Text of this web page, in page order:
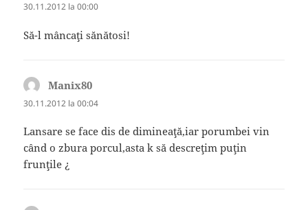
30.11.2012 la 00:00
Să-l mâncaţi sănătosi!
Manix80
30.11.2012 la 00:04
Lansare se face dis de dimineaţă,iar porumbei vin
când o zbura porcul,asta k să descreţim puţin
frunţile ¿